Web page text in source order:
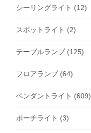
シーリングライト (12)
スポットライト (2)
テーブルランプ(125)
フロアランプ(64)
ペンダントライト (609)
ポーチライト (3)